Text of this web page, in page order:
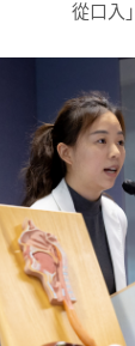
從口入